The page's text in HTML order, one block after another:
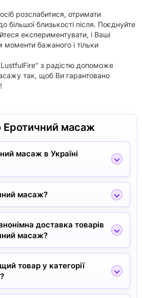
розслабитися, отримати
більшої близькості після. Поєднуйте
експериментувати, і Ваші
бажаного і тільки
з радістю допоможе
так, щоб Ви гарантовано
Еротичний масаж
масаж в Україні
масаж?
доставка товарів
масаж?
товар у категорії